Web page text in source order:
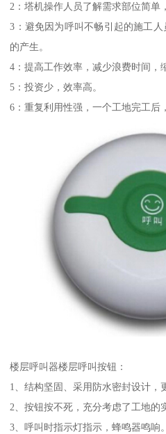
2：塔机操作人员了解需求部位简单
3：避免因为呼叫不畅引起的施工
的产生。
4：提高工作效率，减少浪费时间，
5：投资少，效率高。
6：重复利用性强，一个工地完工后
楼层呼叫器楼层呼叫按钮：
1、结构坚固、采用防水密封设计，
2、按钮按不死，充分考虑了工地的
3、呼叫时指示灯指示，蜂鸣器鸣响。